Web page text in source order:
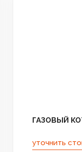
ГАЗОВЫЙ
уточнить